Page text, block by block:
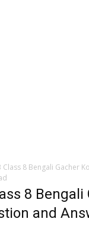
Class 8 Bengali Gacher
8 Bengali
and